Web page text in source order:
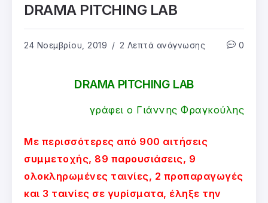
DRAMA PITCHING LAB
24 Νοεμβρίου, 2019 2 Λεπτά ανάγνωσης 0
DRAMA PITCHING LAB
γράφει ο Γιάννης Φραγκούλης
Με περισσότερες από 900 αιτήσεις
συμμετοχής, 89 παρουσιάσεις, 9
ολοκληρωμένες ταινίες, 2 προπαραγωγές
και 3 ταινίες σε γυρίσματα, έληξε την